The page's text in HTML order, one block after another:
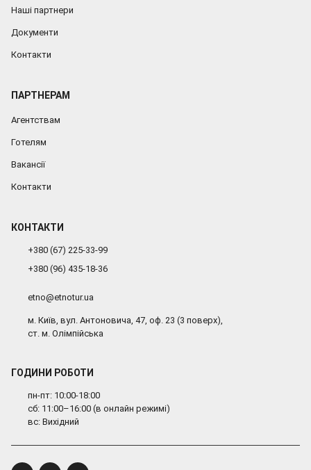
Наші партнери
Документи
Контакти
ПАРТНЕРАМ
Агентствам
Готелям
Вакансії
Контакти
КОНТАКТИ
+380 (67) 225-33-99
+380 (96) 435-18-36
etno@etnotur.ua
м. Київ, вул. Антоновича, 47, оф. 23 (3 поверх),
ст. м. Олімпійська
ГОДИНИ РОБОТИ
пн-пт: 10:00-18:00
сб: 11:00–16:00 (в онлайн режимі)
вс: Вихідний